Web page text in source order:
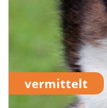
vermittelt